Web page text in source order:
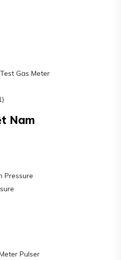
Gas Meter
Nam
Pressure
Pulser